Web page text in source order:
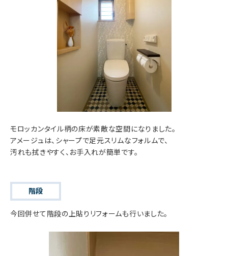
モロッカンタイル柄の床が素敵な空間になりました。
アメージュは、シャープで足元スリムなフォルムで、
汚れも拭きやすく、お手入れが簡単です。
階段
今回併せて階段の上貼りリフォームも行いました。